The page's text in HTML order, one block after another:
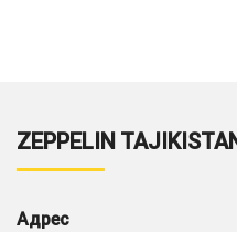
ZEPPELIN
Адрес